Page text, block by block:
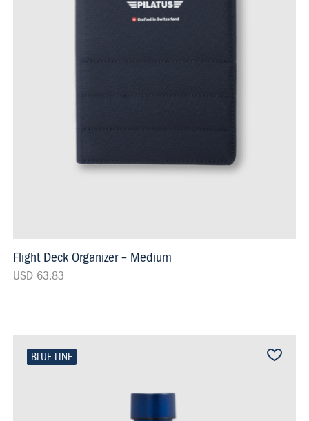
Flight Deck Organizer – Medium
USD 63.83
BLUE LINE